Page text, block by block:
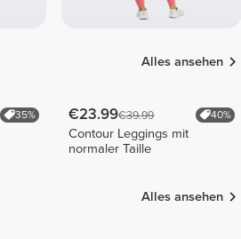
Alles ansehen
35% €23.99€39.99 40%
Contour Leggings mit
normaler Taille
Alles ansehen